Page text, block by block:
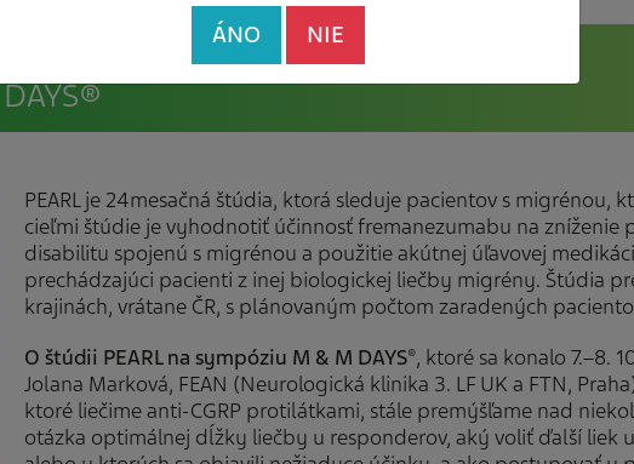
PEARL je 24mesačná štúdia, ktorá sleduje pacientov s
cieľmi štúdie je vyhodnotiť účinnosť fremanezumabu na zníženie
disabilitu spojenú s migrénou a použitie akútnej úľavovej
prechádzajúci pacienti z inej biologickej liečby migrény. Štúdia
krajinách, vrátane ČR, s plánovaným počtom zaradených
O štúdii PEARL na sympóziu M & M DAYS®, ktoré sa konalo 7.–8.
Jolana Marková, FEAN (Neurologická klinika 3. LF UK a FTN,
ktoré liečime anti-CGRP protilátkami, stále premýšľame nad
otázka optimálnej dĺžky liečby u responderov, aký voliť ďalší liek
ÁNO NIE